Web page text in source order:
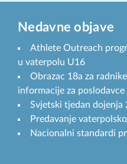
Nedavne objave
Athlete Outreach
u vaterpolu U16
Obrazac 18a za
informacije za
Svjetski tjedan dojenja
Predavanje
Nacionalni standardi